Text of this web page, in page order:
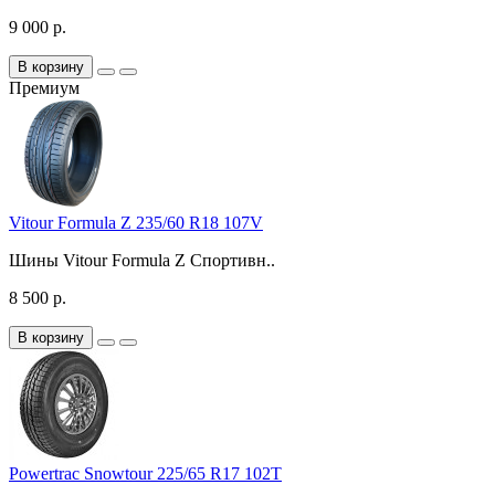
9 000 р.
В корзину
Премиум
Vitour Formula Z 235/60 R18 107V
Шины Vitour Formula Z Спортивн..
8 500 р.
В корзину
Powertrac Snowtour 225/65 R17 102T